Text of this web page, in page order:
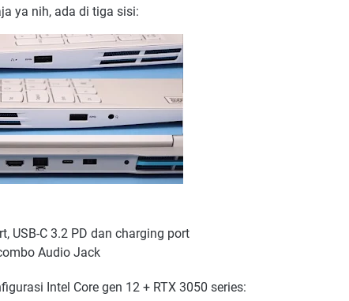
ya nih, ada di tiga sisi:
USB-C 3.2 PD dan charging port
Audio Jack
Intel Core gen 12 + RTX 3050 series: